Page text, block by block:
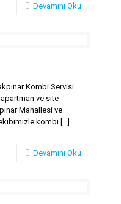
Devamını Oku
Kombi Servisi
ve site
Mahallesi ve
kombi […]
Devamını Oku